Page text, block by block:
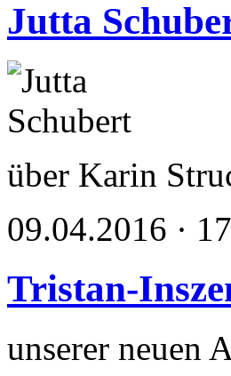
Jutta
über Karin
09.04.2016 ·
Tristan-
unserer neuen